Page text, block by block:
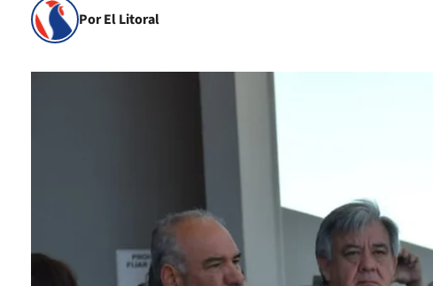
Por El Litoral